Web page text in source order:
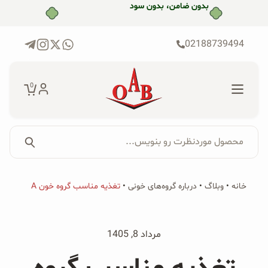
02188739494
0
برای:
جستجو...
پکیج‌ها
محصولات ارگانیک
محصول موردنظرت رو بنویس...
خانه • وبلاگ • درباره گروه‌های خونی • تغذیه مناسب گروه خون A
مرداد 8, 1405